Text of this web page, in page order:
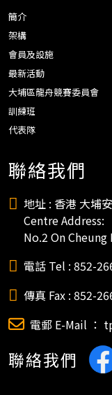
簡介
架構
會員及設施
最新活動
大埔區龍舟競賽委員會
訓練班
代表隊
聯絡我們
地址 : 香港 大埔
Centre Address:
No.2 On Cheung
電話 Tel : 852-
傳真 Fax : 852-
電郵 E-Mail ：
聯絡我們